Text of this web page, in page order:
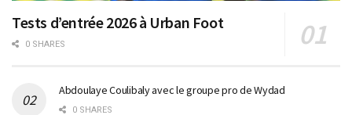
Tests d’entrée 2026 à Urban Foot
0 SHARES
Abdoulaye Coulibaly avec le groupe pro de Wydad
0 SHARES